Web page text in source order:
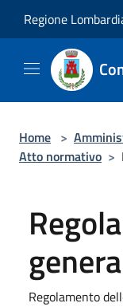
Regione
Home >
Atto normativo >
Regolamento